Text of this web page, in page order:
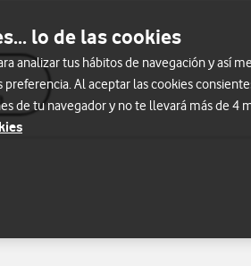
lo de las cookies
analizar tus hábitos de navegación y así
Al aceptar las cookies
de tu navegador y no te llevará más de 4